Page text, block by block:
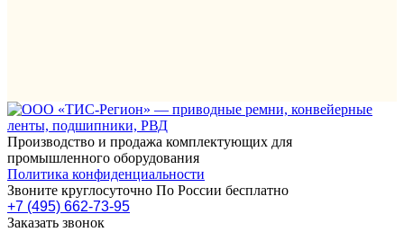
Производство и продажа комплектующих для
промышленного оборудования
Политика конфиденциальности
Звоните круглосуточно По России бесплатно
+7 (495) 662-73-95
Заказать звонок